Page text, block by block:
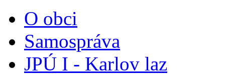
O obci
Samospráva
JPÚ I - Karlov laz